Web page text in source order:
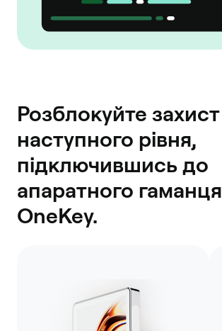
Розблокуйте захист
наступного рівня,
підключившись до
апаратного гаманця
OneKey.